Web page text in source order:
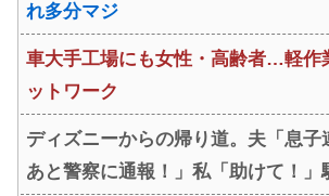
れ多分マジ
車大手工場にも女性・高齢者…軽作
ットワーク
ディズニーからの帰り道。夫「息子
あと警察に通報！」私「助けて！」